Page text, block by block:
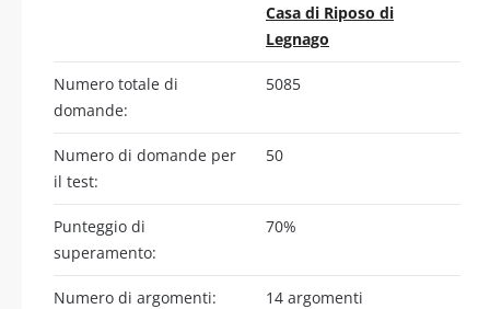
Casa di Riposo di
Legnago
Numero totale di
domande:
5085
Numero di domande per
il test:
50
Punteggio di
superamento:
70%
Numero di argomenti: 14 argomenti